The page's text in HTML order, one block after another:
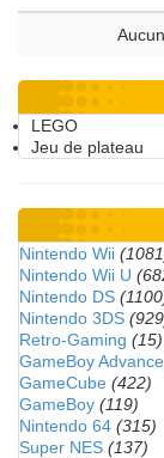
LEGO
Jeu de plateau
Nintendo Wii
Nintendo Wii U
Nintendo DS
Nintendo 3DS
Retro-Gaming (15)
GameBoy Advance
GameCube (422)
GameBoy (119)
Nintendo 64 (315)
Super NES (137)